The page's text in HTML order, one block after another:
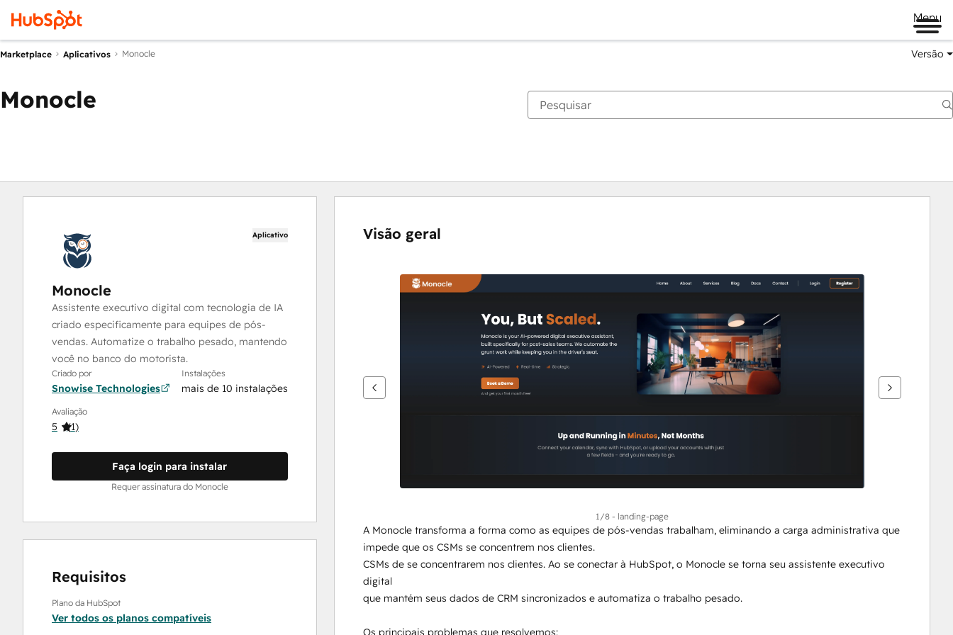
Menu
Marketplace Aplicativos Monocle Versão
Monocle
Aplicativo
Monocle
Assistente executivo digital com tecnologia de IA
criado especificamente para equipes de pós-
vendas. Automatize o trabalho pesado, mantendo
você no banco do motorista.
Criado por
Snowise Technologies
Instalações
mais de 10 instalações
Avaliação
5 (1)
Faça login para instalar
Requer assinatura do Monocle
Requisitos
Plano da HubSpot
Ver todos os planos compatíveis
Visão geral
1/8 - landing-page
A Monocle transforma a forma como as equipes de pós-vendas trabalham, eliminando a carga administrativa que
impede que os CSMs se concentrem nos clientes.
CSMs de se concentrarem nos clientes. Ao se conectar à HubSpot, o Monocle se torna seu assistente executivo
digital
que mantém seus dados de CRM sincronizados e automatiza o trabalho pesado.
Os principais problemas que resolvemos: